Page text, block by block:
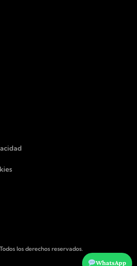
los derechos reservados.
WhatsApp